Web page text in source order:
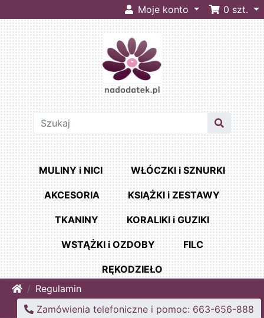
Moje konto 0 szt.
MULINY i NICI WŁÓCZKI i SZNURKI
AKCESORIA KSIĄŻKI i ZESTAWY
TKANINY KORALIKI i GUZIKI
WSTĄŻKI i OZDOBY FILC
RĘKODZIEŁO
HomeRegulamin
Zamówienia telefoniczne i pomoc: 663-656-888